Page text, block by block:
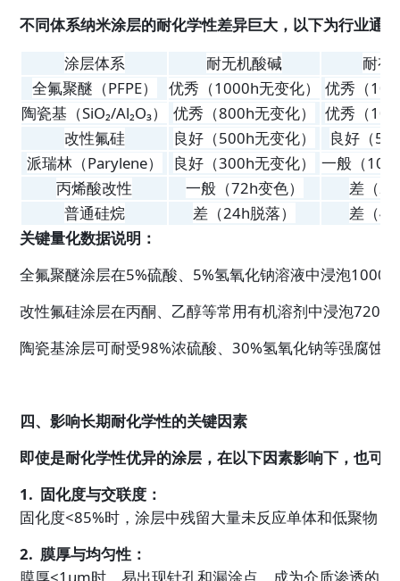
不同体系纳米涂层的耐化学性差异巨大，以下为行业通
涂层体系
耐无机酸碱
耐有
全氟聚醚（PFPE）
优秀（1000h无变化）
优秀（
陶瓷基（SiO₂/Al₂O₃）
优秀（800h无变化）
优秀（
改性氟硅
良好（500h无变化）
良好（
派瑞林（Parylene）
良好（300h无变化）
一般（
丙烯酸改性
一般（72h变色）
差（
普通硅烷
差（24h脱落）
差（
关键量化数据说明：
全氟聚醚涂层在5%硫酸、5%氢氧化钠溶液中浸泡1000
改性氟硅涂层在丙酮、乙醇等常用有机溶剂中浸泡720
陶瓷基涂层可耐受98%浓硫酸、30%氢氧化钠等强腐蚀
四、影响长期耐化学性的关键因素
即使是耐化学性优异的涂层，在以下因素影响下，也可
1.  固化度与交联度：
固化度<85%时，涂层中残留大量未反应单体和低聚物
2.  膜厚与均匀性：